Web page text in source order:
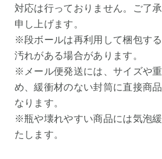
対応は行っておりません。ご了
申し上げます。
※段ボールは再利用して梱包す
汚れがある場合があります。
※メール便発送には、サイズや
め、緩衝材のない封筒に直接商
なります。
※瓶や壊れやすい商品には気泡
たします。